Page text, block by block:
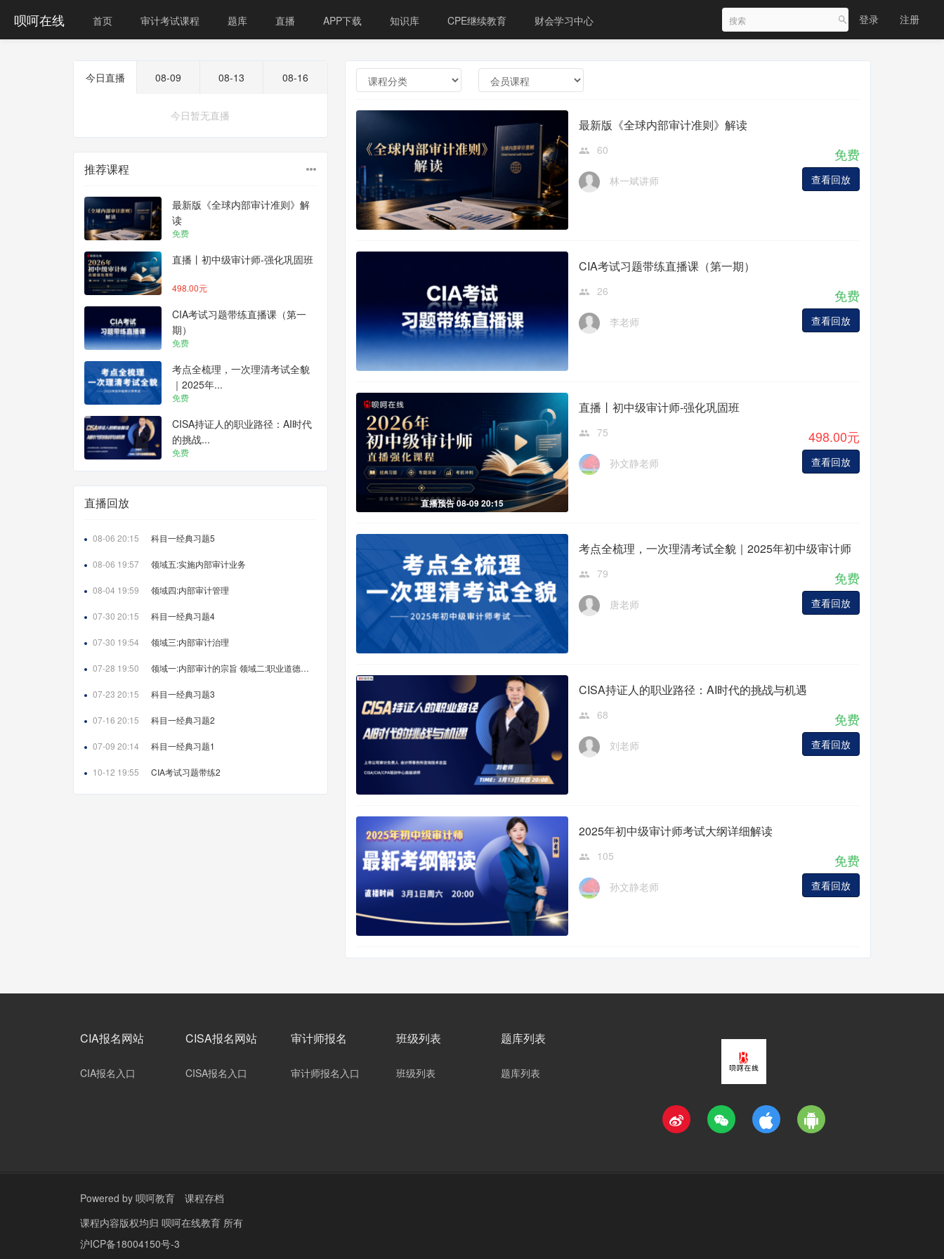
呗呵在线 首页 审计考试课程 题库 直播 APP下载 知识库 CPE继续教育 财会学习中心 登录 注册
今日直播 08-09 08-13 08-16
今日暂无直播
推荐课程
最新版《全球内部审计准则》解
读
免费
直播丨初中级审计师-强化巩固班
498.00元
CIA考试习题带练直播课（第一
期）
免费
考点全梳理，一次理清考试全貌
｜2025年...
免费
CISA持证人的职业路径：AI时代
的挑战...
免费
直播回放
08-06 20:15 科目一经典习题5
08-06 19:57 领域五:实施内部审计业务
08-04 19:59 领域四:内部审计管理
07-30 20:15 科目一经典习题4
07-30 19:54 领域三:内部审计治理
07-28 19:50 领域一:内部审计的宗旨 领域二:职业道德和职业素养
07-23 20:15 科目一经典习题3
07-16 20:15 科目一经典习题2
07-09 20:14 科目一经典习题1
10-12 19:55 CIA考试习题带练2
最新版《全球内部审计准则》解读
60
林一斌讲师
免费
查看回放
CIA考试习题带练直播课（第一期）
26
李老师
免费
查看回放
直播预告 08-09 20:15
直播丨初中级审计师-强化巩固班
75
孙文静老师
498.00元
查看回放
考点全梳理，一次理清考试全貌｜2025年初中级审计师
79
唐老师
免费
查看回放
CISA持证人的职业路径：AI时代的挑战与机遇
68
刘老师
免费
查看回放
2025年初中级审计师考试大纲详细解读
105
孙文静老师
免费
查看回放
CIA报名网站
CIA报名入口
CISA报名网站
CISA报名入口
审计师报名
审计师报名入口
班级列表
班级列表
题库列表
题库列表
Powered by 呗呵教育
课程存档
课程内容版权均归 呗呵在线教育 所有
沪ICP备18004150号-3